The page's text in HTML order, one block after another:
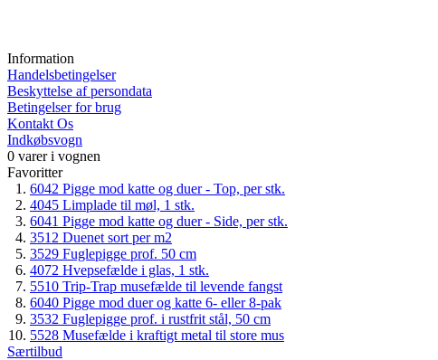
Information
Handelsbetingelser
Beskyttelse af persondata
Betingelser for brug
Kontakt Os
Indkøbsvogn
0 varer i vognen
Favoritter
6042 Pigge mod katte og duer - Top, per stk.
4045 Limplade til møl, 1 stk.
6041 Pigge mod katte og duer - Side, per stk.
3512 Duenet sort per m2
3529 Fuglepigge prof. 50 cm
4072 Hvepsefælde i glas, 1 stk.
5510 Trip-Trap musefælde til levende fangst
6040 Pigge mod duer og katte 6- eller 8-pak
3532 Fuglepigge prof. i rustfrit stål, 50 cm
5528 Musefælde i kraftigt metal til store mus
Særtilbud